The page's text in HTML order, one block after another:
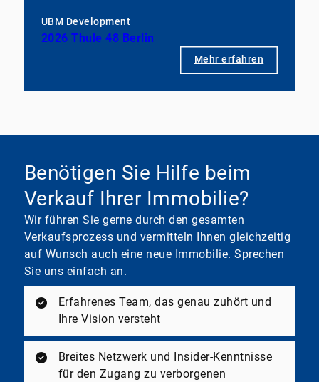
UBM Development
2026 Thule 48 Berlin
Mehr erfahren
Benötigen Sie Hilfe beim
Verkauf Ihrer Immobilie?
Wir führen Sie gerne durch den gesamten
Verkaufsprozess und vermitteln Ihnen gleichzeitig
auf Wunsch auch eine neue Immobilie. Sprechen
Sie uns einfach an.
Erfahrenes Team, das genau zuhört und
Ihre Vision versteht
Breites Netzwerk und Insider-Kenntnisse
für den Zugang zu verborgenen